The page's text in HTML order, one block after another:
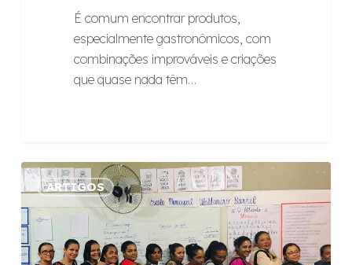
É comum encontrar produtos,
especialmente gastronômicos, com
combinações improváveis e criações
que quase nada têm…
Inovação
marca
nova
fase
de
ARTIGOS